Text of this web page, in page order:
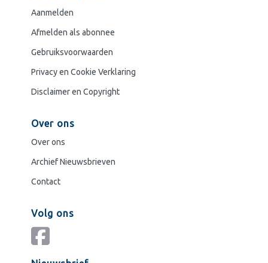
Aanmelden
Afmelden als abonnee
Gebruiksvoorwaarden
Privacy en Cookie Verklaring
Disclaimer en Copyright
Over ons
Over ons
Archief Nieuwsbrieven
Contact
Volg ons